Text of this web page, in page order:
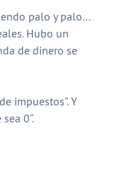
palo y palo…
Hubo un
de dinero se
impuestos”. Y
0“.